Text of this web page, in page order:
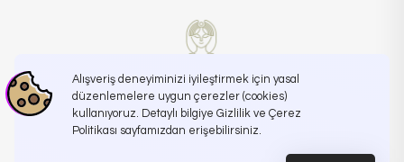
Alışveriş deneyiminizi iyileştirmek için yasal
düzenlemelere uygun çerezler (cookies)
kullanıyoruz. Detaylı bilgiye Gizlilik ve Çerez
Politikası sayfamızdan erişebilirsiniz.
İletişime Geçininfo@koreanroutine.com